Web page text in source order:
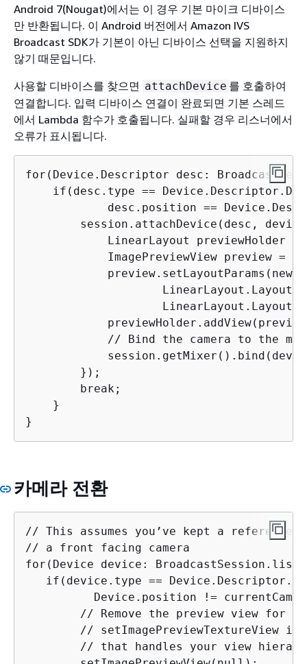
Android 7(Nougat)에서는 이 경우 기본 마이크 디바이스
만 반환됩니다. 이 Android 버전에서 Amazon IVS
Broadcast SDK가 기본이 아닌 디바이스 선택을 지원하지
않기 때문입니다.
사용할 디바이스를 찾으면 attachDevice 를 호출하여
연결합니다. 입력 디바이스 연결이 완료되면 기본 스레드
에서 Lambda 함수가 호출됩니다. 실패할 경우 리스너에서
오류가 표시됩니다.
for(Device.Descriptor desc:
if(desc.type ==
desc.position ==
session.attachDevice(desc,
LinearLayout previewHolder
ImagePreviewView preview =
preview.setLayoutParams(new
// Bind the camera to the
        });
        break;
    }
}
카메라 전환
// This assumes you’ve kept a
// a front facing camera
for(Device device:
if(device.type ==
Device.position !=
// Remove the preview view for
// setImagePreviewTextureView
// that handles your view